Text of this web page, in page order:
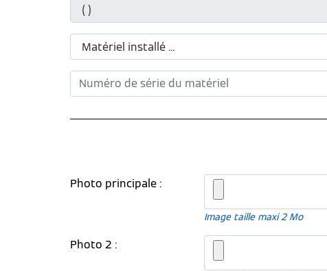
Photo principale :
Image taille maxi 2 Mo
Photo 2 :